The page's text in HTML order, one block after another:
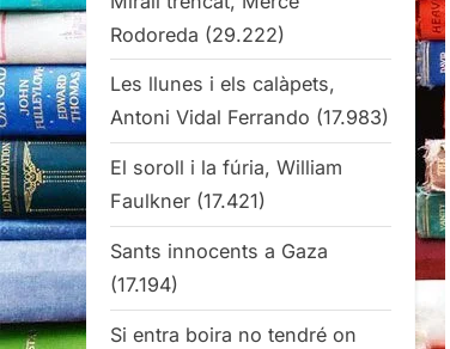
Rodoreda (29.222)
Les llunes i els calàpets,
Antoni Vidal Ferrando (17.983)
El soroll i la fúria, William
Faulkner (17.421)
Sants innocents a Gaza
(17.194)
Si entra boira no tendré on